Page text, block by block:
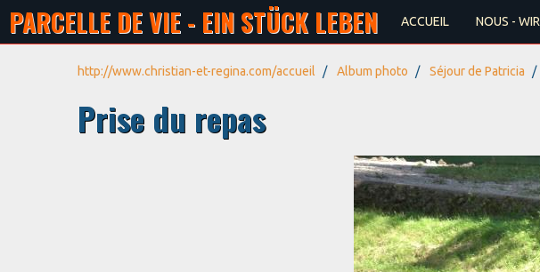
PARCELLE DE VIE - EIN STÜCK LEBEN ACCUEIL NOUS - WIR
http://www.christian-et-regina.com/accueil Album photo Séjour de Patricia
Prise du repas